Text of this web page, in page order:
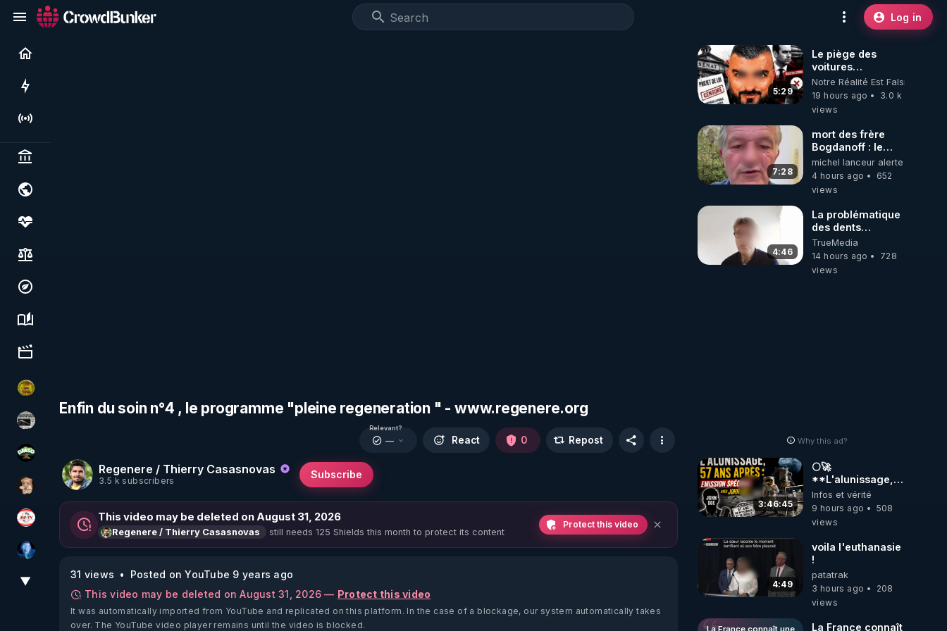
Log in
Politics & institutions
Society, justice & freedoms
Economy, environment & technology
Science, history & spirituality
Culture, media & entertainment
CDS pour TOUS
ActuPlus11
DMSO pour TOUS
DataCenter
JSF - TV
AH2020
▼
Enfin du soin n°4 , le programme "pleine regeneration " - www.regenere.org
Regenere / Thierry Casasnovas
3.5 k subscribers
Subscribe
Relevant?
— React 0 Repost
This video may be deleted on August 31, 2026
Regenere / Thierry Casasnovas still needs 125 Shields this month to protect its content
Protect this video
31 views
Posted on YouTube 9 years ago
This video may be deleted on August 31, 2026 — Protect this video
It was automatically imported from YouTube and replicated on this platform. In the case of a blockage, our system automatically takes
over. The YouTube video player remains until the video is blocked.
5:29
Le piège des
voitures
électriques se
referme sur les
usagers !
Notre Réalité Est Falsifiée Et
19 hours ago
3.0 k
views
7:28
mort des frère
Bogdanoff : le
mensonge d état
michel lanceur alerte
4 hours ago
652
views
4:46
La problématique
des dents
dévitalisées et
des implants
TrueMedia
14 hours ago
728
views
Why this ad?
3:46:45
🌕🚀
**L'alunissage,
57 ans après :
Émission spéciale
avec John Doe
Infos et vérité
9 hours ago
508
views
4:49
voila l'euthanasie
!
patatrak
3 hours ago
208
views
La France connaît une
La France connaît